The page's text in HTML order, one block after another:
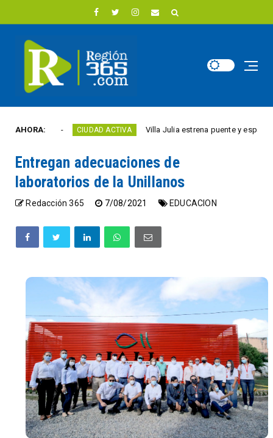
AHORA:
año CIUDAD ACTIVA Villa Julia estrena puente y espacios
Entregan adecuaciones de
laboratorios de la Unillanos
Redacción 365 7/08/2021 EDUCACION